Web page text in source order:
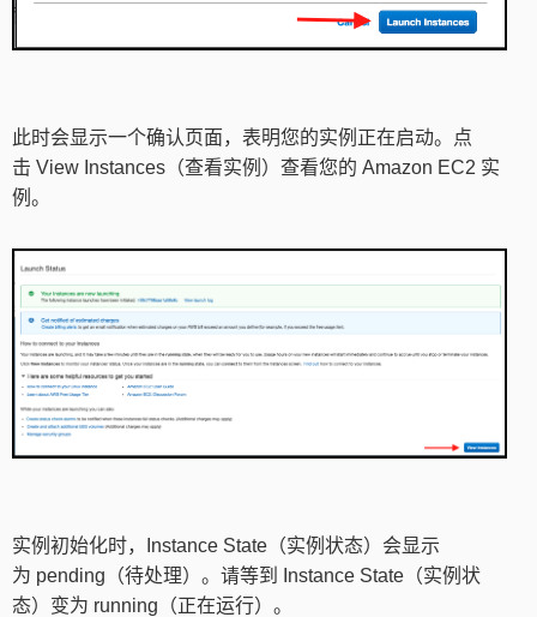
此时会显示一个确认页面，表明您的实例正在启动。点
击 View Instances（查看实例）查看您的 Amazon EC2 实
例。
实例初始化时，Instance State（实例状态）会显示
为 pending（待处理）。请等到 Instance State（实例状
态）变为 running（正在运行）。